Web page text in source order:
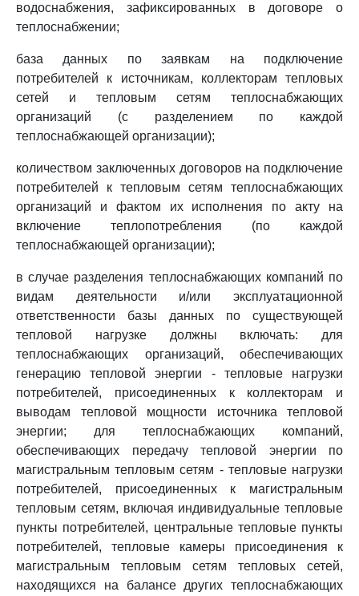
водоснабжения, зафиксированных в договоре о
теплоснабжении;
база данных по заявкам на подключение
потребителей к источникам, коллекторам тепловых
сетей и тепловым сетям теплоснабжающих
организаций (с разделением по каждой
теплоснабжающей организации);
количеством заключенных договоров на подключение
потребителей к тепловым сетям теплоснабжающих
организаций и фактом их исполнения по акту на
включение теплопотребления (по каждой
теплоснабжающей организации);
в случае разделения теплоснабжающих компаний по
видам деятельности и/или эксплуатационной
ответственности базы данных по существующей
тепловой нагрузке должны включать: для
теплоснабжающих организаций, обеспечивающих
генерацию тепловой энергии - тепловые нагрузки
потребителей, присоединенных к коллекторам и
выводам тепловой мощности источника тепловой
энергии; для теплоснабжающих компаний,
обеспечивающих передачу тепловой энергии по
магистральным тепловым сетям - тепловые нагрузки
потребителей, присоединенных к магистральным
тепловым сетям, включая индивидуальные тепловые
пункты потребителей, центральные тепловые пункты
потребителей, тепловые камеры присоединения к
магистральным тепловым сетям тепловых сетей,
находящихся на балансе других теплоснабжающих